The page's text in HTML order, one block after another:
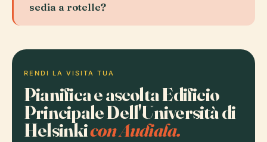
sedia a rotelle?
RENDI LA VISITA TUA
Pianifica e ascolta Edificio
Principale Dell'Università di
Helsinkicon Audiala.